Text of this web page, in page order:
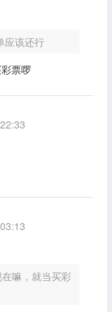
应该还行
票啰
嘛，就当买彩